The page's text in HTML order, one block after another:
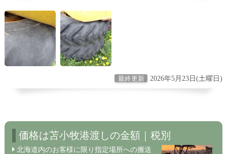
最終更新 2026年5月23日(土曜日)
価格は苫小牧港渡しの金額｜税別
北海道内のお客様に限り指定場所への搬送